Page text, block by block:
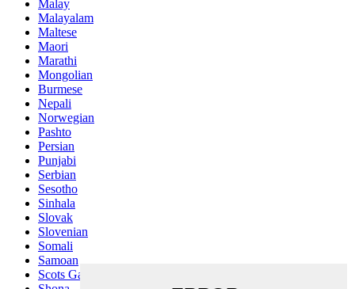
Malay
Malayalam
Maltese
Maori
Marathi
Mongolian
Burmese
Nepali
Norwegian
Pashto
Persian
Punjabi
Serbian
Sesotho
Sinhala
Slovak
Slovenian
Somali
Samoan
Scots Gaelic